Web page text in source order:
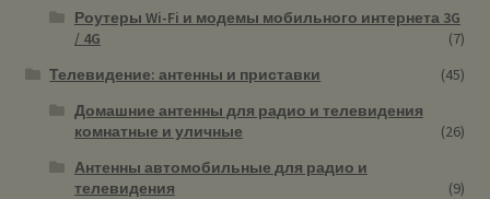
Роутеры Wi-Fi и модемы мобильного интернета 3G
/ 4G
(7)
Телевидение: антенны и приставки
(45)
Домашние антенны для радио и телевидения
комнатные и уличные
(26)
Антенны автомобильные для радио и
телевидения
(9)